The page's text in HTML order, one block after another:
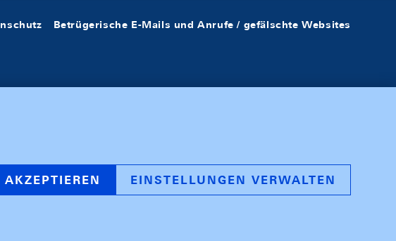
Betrügerische E-Mails und Anrufe / gefälschte Websites
AKZEPTIEREN EINSTELLUNGEN VERWALTEN